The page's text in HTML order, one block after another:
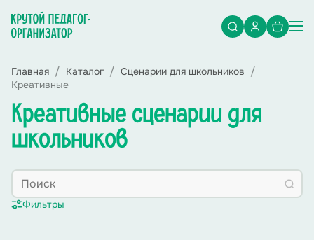
Главная Каталог
Сценарии для школьников
Креативные
Креативные сценарии для
школьников
Фильтры